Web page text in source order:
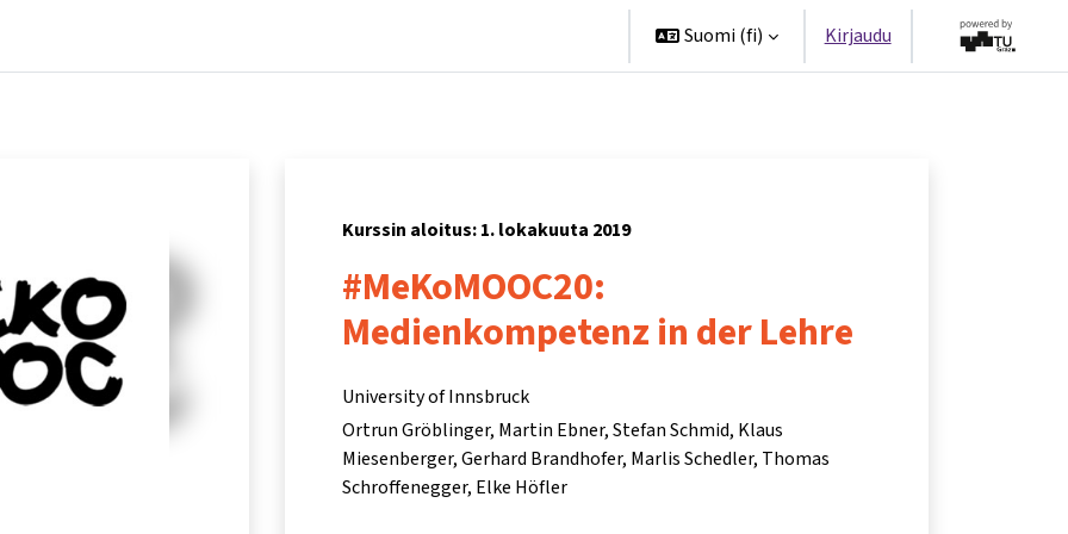
Suomi ‎(fi)‎ Kirjaudu
Kurssin aloitus: 1. lokakuuta 2019
#MeKoMOOC20:
Medienkompetenz in der Lehre
University of Innsbruck
Ortrun Gröblinger Martin Ebner Stefan Schmid Klaus
Miesenberger Gerhard Brandhofer Marlis Schedler Thomas
Schroffenegger Elke Höfler